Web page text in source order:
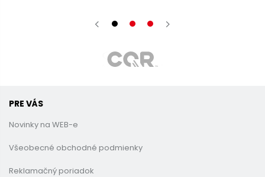
PRE VÁS
Novinky na WEB-e
Všeobecné obchodné podmienky
Reklamačný poriadok